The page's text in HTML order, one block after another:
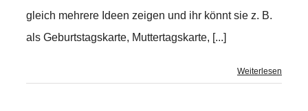
gleich mehrere Ideen zeigen und ihr könnt sie z. B.
als Geburtstagskarte, Muttertagskarte, [...]
Weiterlesen